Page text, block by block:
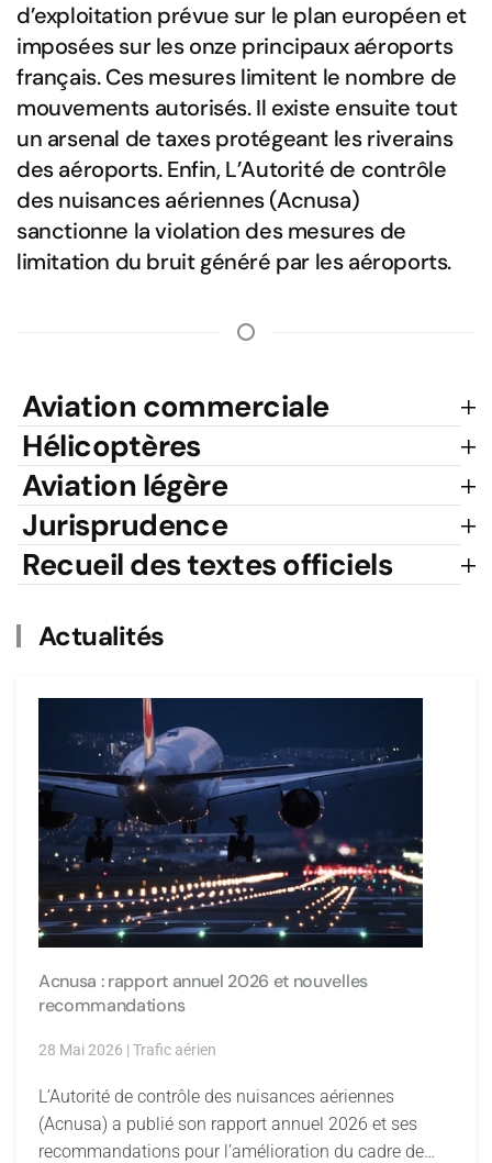
d’exploitation prévue sur le plan européen et
imposées sur les onze principaux aéroports
français. Ces mesures limitent le nombre de
mouvements autorisés. Il existe ensuite tout
un arsenal de taxes protégeant les riverains
des aéroports. Enfin, L’Autorité de contrôle
des nuisances aériennes (Acnusa)
sanctionne la violation des mesures de
limitation du bruit généré par les aéroports.
Aviation commerciale
Hélicoptères
Aviation légère
Jurisprudence
Recueil des textes officiels
Actualités
Acnusa : rapport annuel 2026 et nouvelles
recommandations
28 Mai 2026 | Trafic aérien
L’Autorité de contrôle des nuisances aériennes
(Acnusa) a publié son rapport annuel 2026 et ses
recommandations pour l’amélioration du cadre de…